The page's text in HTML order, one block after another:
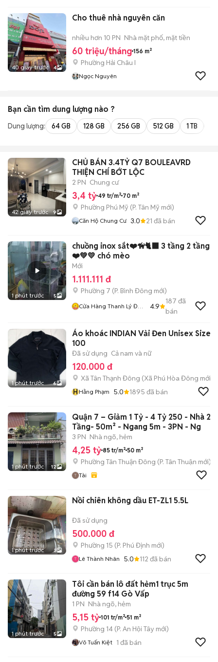
40 giây trước 4
Cho thuê nhà nguyên căn
nhiều hơn 10 PN Nhà mặt phố, mặt tiền
60 triệu/tháng 156 m²
Phường Hải Châu I
Ngọc Nguyên
Bạn cần tìm dung lượng nào ?
Dung lượng: 64 GB 128 GB 256 GB 512 GB 1 TB
42 giây trước 9
CHỦ BÁN 3.4TỶ Q7 BOULEAVRD
THIỆN CHÍ BỚT LỘC
2 PN Chung cư
3,4 tỷ 49 tr/m² 70 m²
Phường Phú Mỹ (P. Tân Mỹ mới)
Căn Hộ Chung Cư 3.0 21 đã bán
1 phút trước 5
chuồng inox sắt❤️🦮🐈‍⬛ 3 tầng 2 tầng
❤️💚💛 chó mèo
Mới
1.111.111 đ
Phường 7 (P. Bình Đông mới)
Cửa Hàng Thanh Lý Đồ
4.9
187 đã
bán
1 phút trước 6
Áo khoác INDIAN Vải Đen Unisex Size
100
Đã sử dụng Cả nam và nữ
120.000 đ
Xã Tân Thạnh Đông (Xã Phú Hòa Đông mới)
HHằng Phạm 5.0 1895 đã bán
1 phút trước 12
Quận 7 – Giảm 1 Tỷ - 4 Tỷ 250 - Nhà 2
Tầng- 50m² - Ngang 5m - 3PN - Ng
3 PN Nhà ngõ, hẻm
4,25 tỷ 85 tr/m² 50 m²
Phường Tân Thuận Đông (P. Tân Thuận mới)
Tài
1 phút trước 3
Nồi chiên không dầu ET-ZL1 5.5L
Đã sử dụng
500.000 đ
Phường 15 (P. Phú Định mới)
Lê Thành Nhân 5.0 112 đã bán
1 phút trước 5
Tôi cần bán lô đất hẻm1 trục 5m
đường 59 f14 Gò Vấp
1 PN Nhà ngõ, hẻm
5,15 tỷ 101 tr/m² 51 m²
Phường 14 (P. An Hội Tây mới)
Võ Tuấn Kiệt 1 đã bán